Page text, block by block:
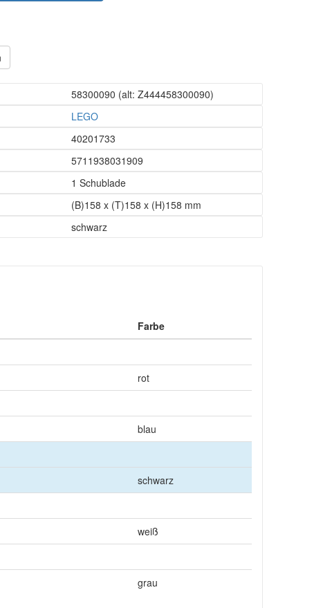
58300090 (alt: Z444458300090)
LEGO
40201733
5711938031909
1 Schublade
(B)158 x (T)158 x (H)158 mm
schwarz
Farbe
rot
blau
schwarz
weiß
grau